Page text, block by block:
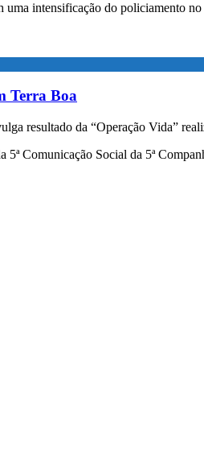
intensificação do policiamento
Terra Boa
resultado da “Operação Vida”
Comunicação Social da 5ª